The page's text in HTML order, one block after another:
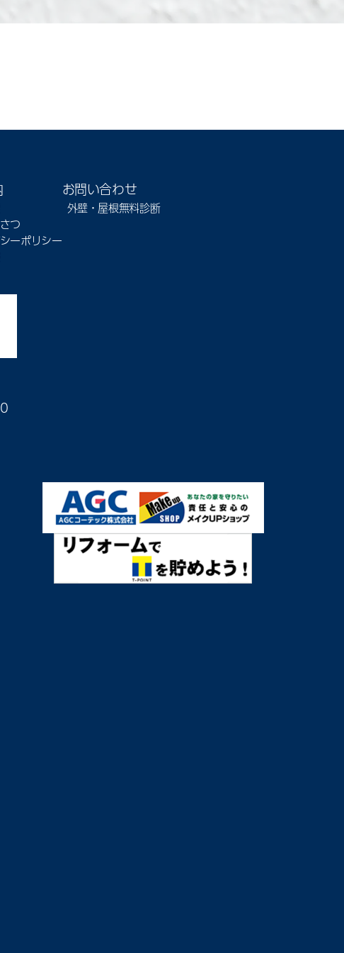
つ
ーポリシー
お問い合わせ
外壁・屋根無料診断